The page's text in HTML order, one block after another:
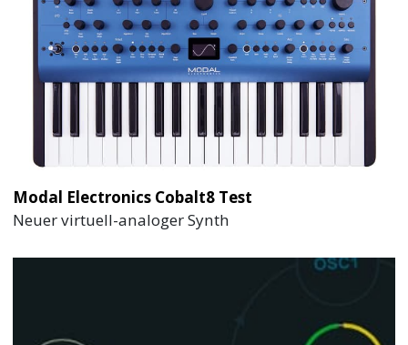
Modal Electronics Cobalt8 Test
Neuer virtuell-analoger Synth